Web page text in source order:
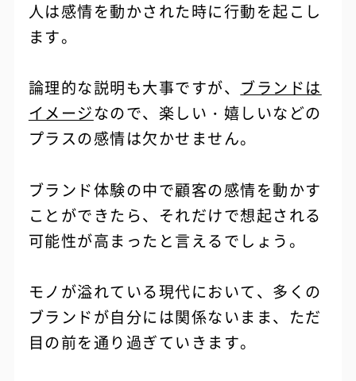
人は感情を動かされた時に行動を起こし
ます。
論理的な説明も大事ですが、 ブランドは
イメージなので、楽しい・嬉しいなどの
プラスの感情は欠かせません。
ブランド体験の中で顧客の感情を動かす
ことができたら、それだけで想起される
可能性が高まったと言えるでしょう。
モノが溢れている現代において、多くの
ブランドが自分には関係ないまま、ただ
目の前を通り過ぎていきます。